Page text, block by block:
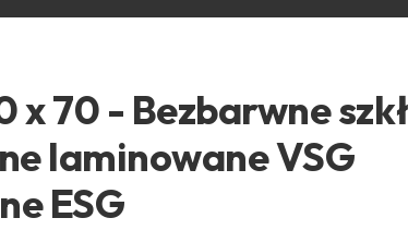
x 70 - Bezbarwne
laminowane VSG
ESG